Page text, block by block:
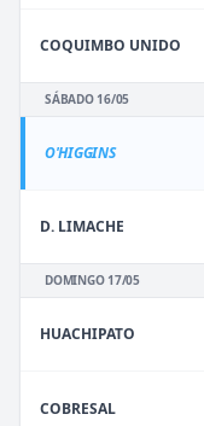
COQUIMBO UNIDO
SÁBADO 16/05
O'HIGGINS
D. LIMACHE
DOMINGO 17/05
HUACHIPATO
COBRESAL